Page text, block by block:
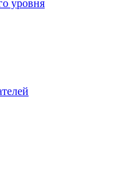
уровня